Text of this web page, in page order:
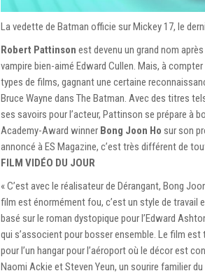
La vedette de Batman officie sur Mickey 17, le
Robert Pattinson est devenu un grand nom
vampire bien-aimé Edward Cullen. Mais, à
types de films, gagnant une certaine
Bruce Wayne dans The Batman. Avec des titres
ses savoirs pour l’acteur, Pattinson se prépare à
Academy-Award winner Bong Joon Ho sur son
annoncé à ES Magazine, c’est très différent de
FILM VIDÉO DU JOUR
« C’est avec le réalisateur de Dérangant, Bong
film est énormément fou, c’est un style de travail
basé sur le roman dystopique pour l’Edward
qui s’associent pour bosser ensemble. Le film
pour l’un hangar pour l’aéroport où le décor est
Naomi Ackie et Steven Yeun, un sourire familier